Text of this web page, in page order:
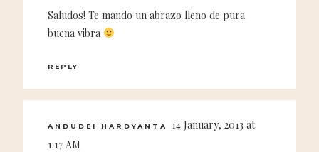
Saludos! Te mando un abrazo lleno de pura
buena vibra
REPLY
ANDUDEI HARDYANTA
14 January, 2013 at
1:17 AM